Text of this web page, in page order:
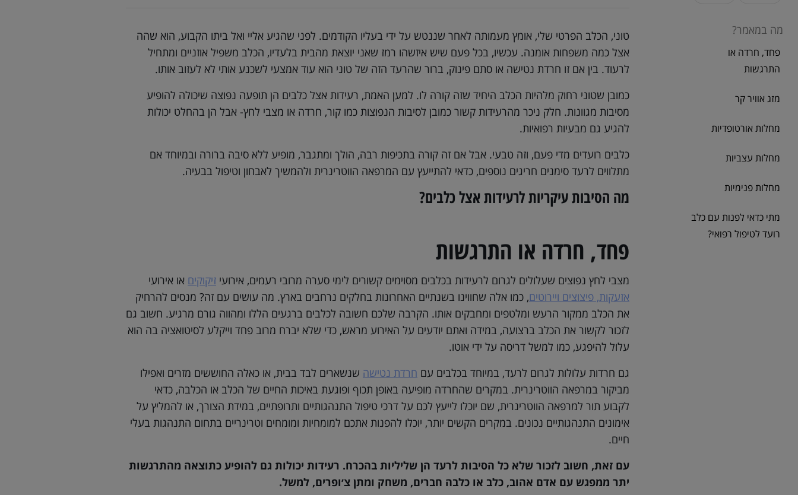
מה במאמר?
פחד, חרדה או
התרגשות
מזג אוויר קר
מחלות אורטופדיות
מחלות עצביות
מחלות פנימיות
מתי כדאי לפנות עם כלב
רועד לטיפול רפואי?
טוני, הכלב הפרטי שלי, אומץ מעמותה לאחר שננטש על ידי בעליו הקודמים. לפני שהגיע אליי ואל ביתו הקבוע, הוא שהה
אצל כמה משפחות אומנה. עכשיו, בכל פעם שיש איזשהו רמז שאני יוצאת מהבית בלעדיו, הכלב משפיל אוזניים ומתחיל
לרעוד. בין אם זו חרדת נטישה או סתם פינוק, ברור שהרעד הזה של טוני הוא עוד אמצעי לשכנע אותי לא לעזוב אותו.
כמובן שטוני רחוק מלהיות הכלב היחיד שזה קורה לו. למען האמת, רעידות אצל כלבים הן תופעה נפוצה שיכולה להופיע
מסיבות מגוונות. חלק ניכר מהרעידות קשור כמובן לסיבות הנפוצות כמו קור, חרדה או מצבי לחץ- אבל הן בהחלט יכולות
להגיע גם מבעיות רפואיות.
כלבים רועדים מדי פעם, וזה טבעי. אבל אם זה קורה בתכיפות רבה, הולך ומתגבר, מופיע ללא סיבה ברורה ובמיוחד אם
מתלווים לרעד סימנים חריגים נוספים, כדאי להתייעץ עם המרפאה הווטרינרית ולהמשיך לאבחון וטיפול בבעיה.
מה הסיבות עיקריות לרעידות אצל כלבים?
פחד, חרדה או התרגשות
מצבי לחץ נפוצים שעלולים לגרום לרעידות בכלבים מסוימים קשורים לימי סערה מרובי רעמים, אירועי זיקוקים או אירועי
אזעקות, פיצוצים ויירוטים, כמו אלה שחווינו בשנתיים האחרונות בחלקים נרחבים בארץ. מה עושים עם זה? מנסים להרחיק
את הכלב ממקור הרעש ומלטפים ומחבקים אותו. הקרבה שלכם חשובה לכלבים ברגעים הללו ומהווה גורם מרגיע. חשוב גם
לזכור לקשור את הכלב ברצועה, במידה ואתם יודעים על האירוע מראש, כדי שלא יברח מרוב פחד וייקלע לסיטואציה בה הוא
עלול להיפגע, כמו למשל דריסה על ידי אוטו.
גם חרדות עלולות לגרום לרעד, במיוחד בכלבים עם חרדת נטישה שנשארים לבד בבית, או כאלה החוששים מזרים ואפילו
מביקור במרפאה הווטרינרית. במקרים שהחרדה מופיעה באופן תכוף ופוגעת באיכות החיים של הכלב או הכלבה, כדאי
לקבוע תור למרפאה הווטרינרית, שם יוכלו לייעץ לכם על דרכי טיפול התנהגותיים ותרופתיים, במידת הצורך, או להמליץ על
אימונים התנהגותיים נכונים. במקרים הקשים יותר, יוכלו להפנות אתכם למומחיות ומומחים וטרינריים בתחום התנהגות בעלי
חיים.
עם זאת, חשוב לזכור שלא כל הסיבות לרעד הן שליליות בהכרח. רעידות יכולות גם להופיע כתוצאה מהתרגשות
יתר ממפגש עם אדם אהוב, כלב או כלבה חברים, משחק ומתן צ׳ופרים, למשל.